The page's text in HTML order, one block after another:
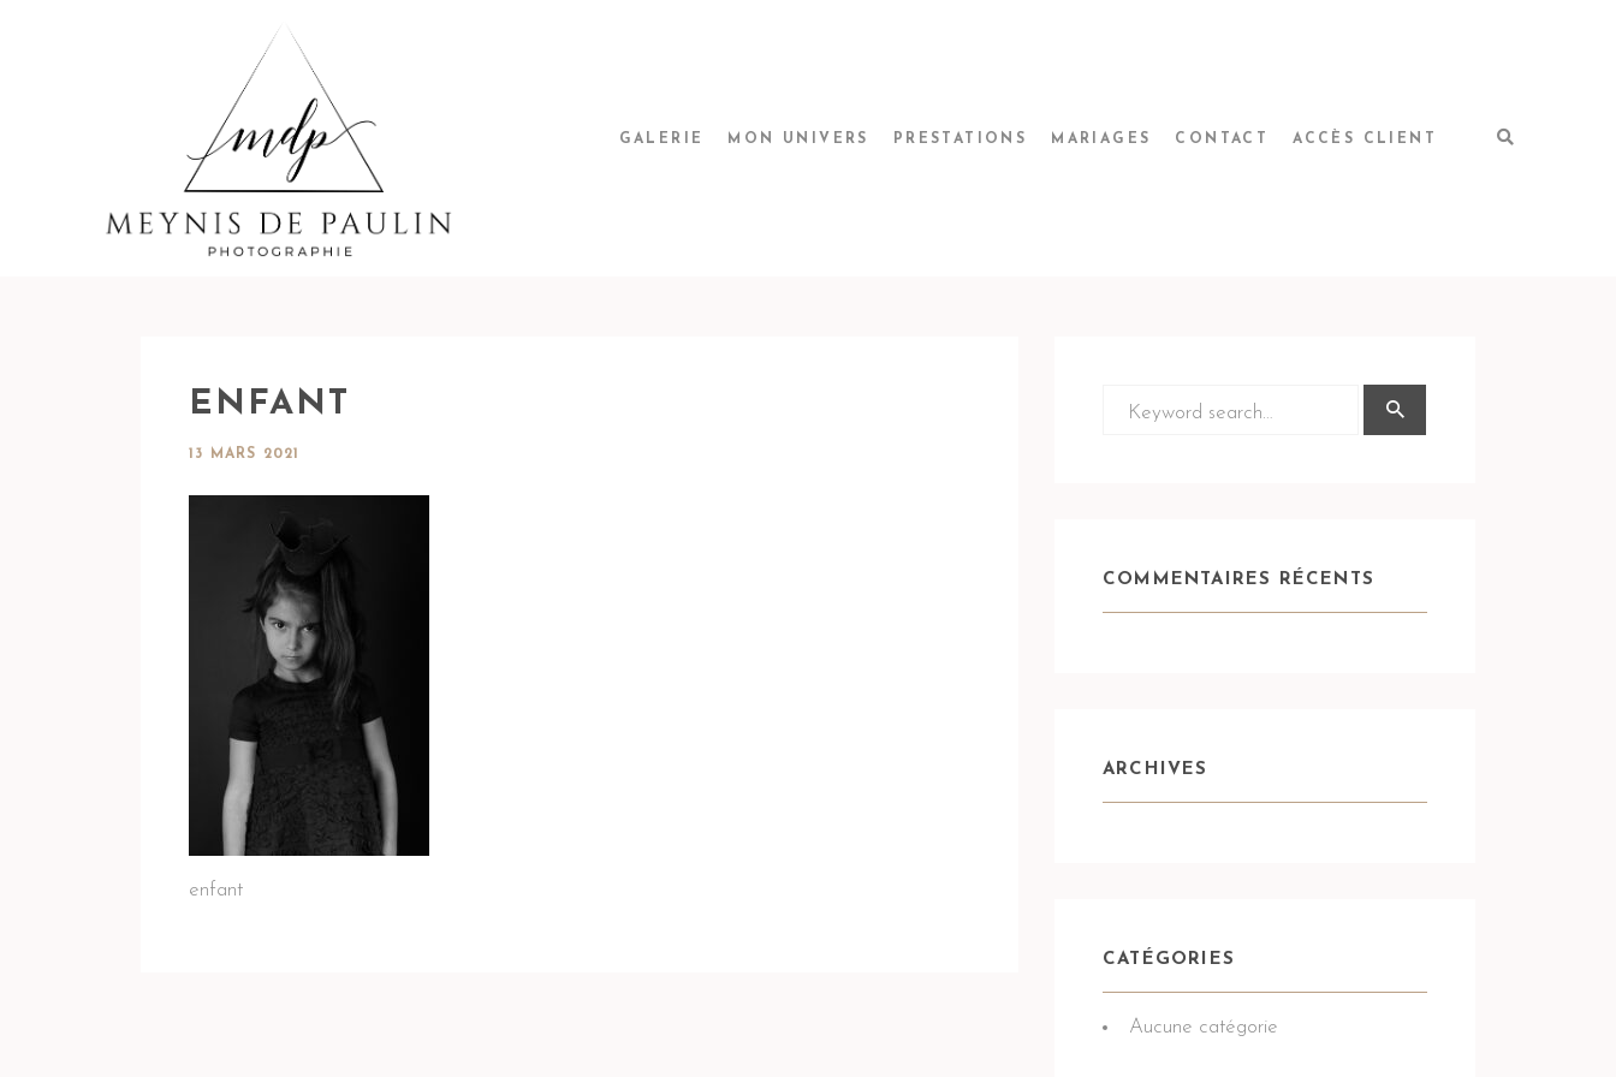
GALERIE MON UNIVERS PRESTATIONS MARIAGES CONTACT ACCÈS CLIENT
ENFANT
13 MARS 2021
enfant
COMMENTAIRES RÉCENTS
ARCHIVES
CATÉGORIES
Aucune catégorie